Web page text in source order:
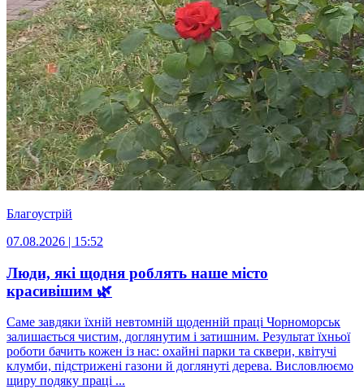
Благоустрій
07.08.2026 | 15:52
Люди, які щодня роблять наше місто
красивішим 🌿
Саме завдяки їхній невтомній щоденній праці Чорноморськ
залишається чистим, доглянутим і затишним. Результат їхньої
роботи бачить кожен із нас: охайні парки та сквери, квітучі
клумби, підстрижені газони й доглянуті дерева. Висловлюємо
щиру подяку праці ...